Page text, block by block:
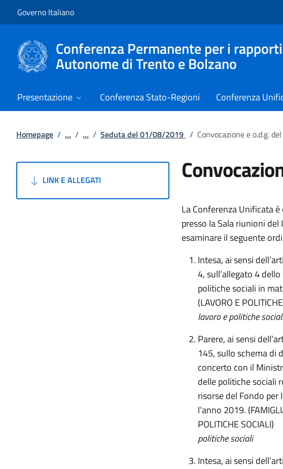
Governo Italiano
Conferenza Permanente per i
Autonome di Trento e Bolzano
Presentazione Conferenza Stato-Regioni Conferenza
Homepage / ... / ... / Seduta del 01/08/2019 / Convocazione e o.d.g.
LINK E ALLEGATI
La Conferenza Unificata
presso la Sala riunioni del
esaminare il seguente
Intesa, ai sensi
4, sull’allegato 4
politiche sociali in
(LAVORO E
lavoro e politiche
Parere, ai sensi
145, sullo schema di
concerto con il
delle politiche sociali
risorse del Fondo per
l’anno 2019.
POLITICHE SOCIALI)
politiche sociali
Intesa, ai sensi